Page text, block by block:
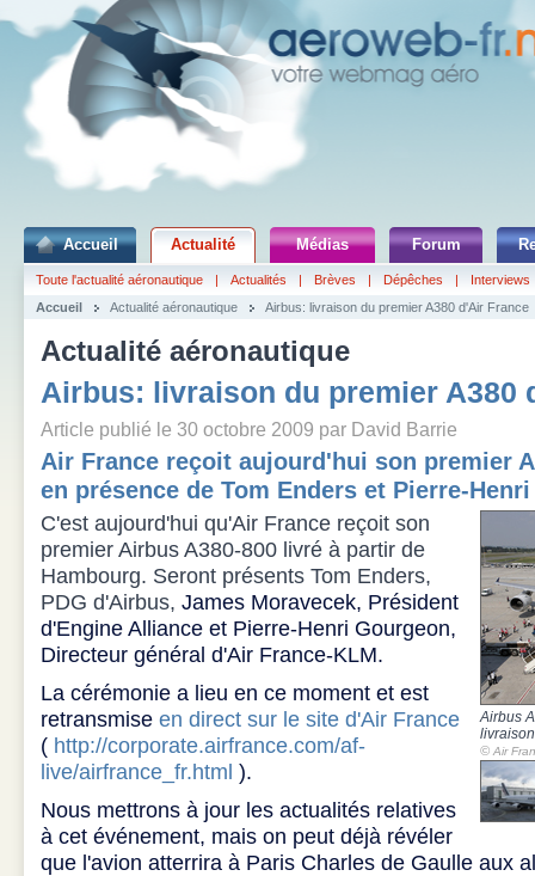
Accueil Actualité Médias Forum
Toute l'actualité aéronautique | Actualités | Brèves | Dépêches |
Interviews
Accueil
Actualité aéronautique Airbus: livraison du premier A380 d'Air France
Actualité aéronautique
Airbus: livraison du premier A380
Article publié le 30 octobre 2009 par David Barrie
Air France reçoit aujourd'hui son premier
en présence de Tom Enders et Pierre-
Airbus
© Air
C'est aujourd'hui qu'Air France reçoit son
premier Airbus A380-800 livré à partir de
Hambourg. Seront présents Tom Enders,
PDG d'Airbus, James Moravecek, Président
d'Engine Alliance et Pierre-Henri Gourgeon,
Directeur général d'Air France-KLM.
La cérémonie a lieu en ce moment et est
retransmise en direct sur le site d'Air France
( http://corporate.airfrance.com/af-
live/airfrance_fr.html ).
Nous mettrons à jour les actualités relatives
à cet événement, mais on peut déjà révéler
que l'avion atterrira à Paris Charles de Gaulle aux